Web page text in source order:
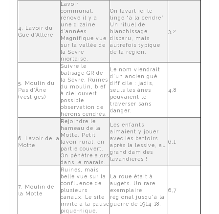
4. Lavoir du
Gué d’Alleré
Lavoir
communal,
rénové il y a
une dizaine
d’années.
Magnifique vue
sur la vallée de
la Sèvre
niortaise.
On lavait ici le
linge “à la cendre”.
Un rituel de
blanchissage
disparu, mais
autrefois typique
de la région.
3,2
5. Moulin du
Pas d’Âne
(vestiges)
Suivre le
balisage GR de
la Sèvre. Ruines
du moulin, bief
à ciel ouvert,
possible
observation de
hérons cendrés.
Le nom viendrait
d’un ancien gué
difficile : jadis,
seuls les ânes
pouvaient le
traverser sans
danger.
4,8
6. Lavoir de la
Motte
Rejoindre le
hameau de la
Motte. Petit
lavoir rural, en
partie couvert.
On pénètre alors
dans le marais.
Les enfants
aimaient y jouer
avec les battoirs
après la lessive, au
grand dam des
lavandières !
6,1
7. Moulin de
la Motte
Ruines, mais
belle vue sur la
confluence de
plusieurs
canaux. Le site
invite à la pause
pique-nique.
La roue était à
augets. Un rare
exemplaire
régional jusqu'à la
guerre de 1914-18.
6,7